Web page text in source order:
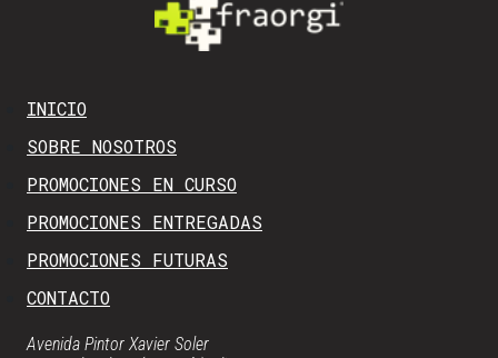
INICIO
SOBRE NOSOTROS
PROMOCIONES EN CURSO
PROMOCIONES ENTREGADAS
PROMOCIONES FUTURAS
CONTACTO
Avenida Pintor Xavier Soler